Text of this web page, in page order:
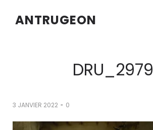
ANTRUGEON
DRU_2979
3 JANVIER 2022 - 0